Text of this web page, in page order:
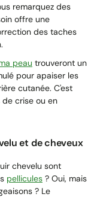
remarquez des
offre une
des taches
peau trouveront un
pour apaiser les
cutanée. C'est
crise ou en
et de cheveux
chevelu sont
pellicules ? Oui, mais
? Le